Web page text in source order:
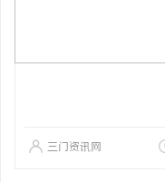
三门资讯网